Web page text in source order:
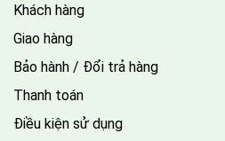
Khách hàng
Giao hàng
Bảo hành / Đổi trả hàng
Thanh toán
Điều kiện sử dụng